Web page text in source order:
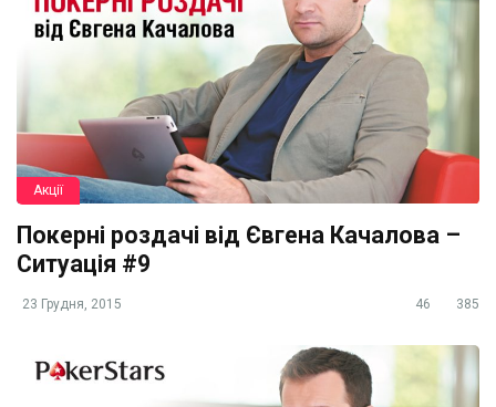
Акції
Покерні роздачі від Євгена Качалова –
Ситуація #9
23 Грудня, 2015 46 385